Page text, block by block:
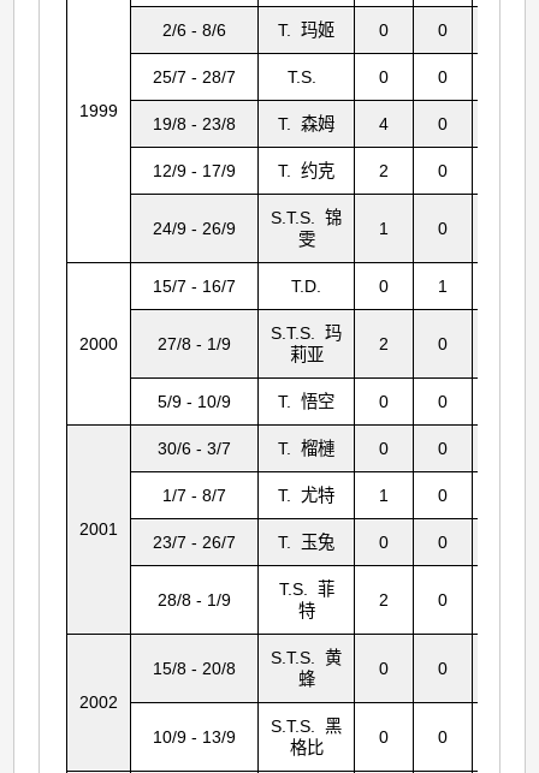
1999
2/6 - 8/6 T. 玛姬 0 0
25/7 - 28/7 T.S. 0 0
19/8 - 23/8 T. 森姆 4 0
12/9 - 17/9 T. 约克 2 0
24/9 - 26/9
S.T.S. 锦
雯
1 0
2000
15/7 - 16/7 T.D. 0 1
27/8 - 1/9
S.T.S. 玛
莉亚
2 0
5/9 - 10/9 T. 悟空 0 0
2001
30/6 - 3/7 T. 榴槤 0 0
1/7 - 8/7 T. 尤特 1 0
23/7 - 26/7 T. 玉兔 0 0
28/8 - 1/9
T.S. 菲
特
2 0
2002
15/8 - 20/8
S.T.S. 黄
蜂
0 0
10/9 - 13/9
S.T.S. 黑
格比
0 0